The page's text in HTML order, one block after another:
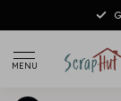
MENU